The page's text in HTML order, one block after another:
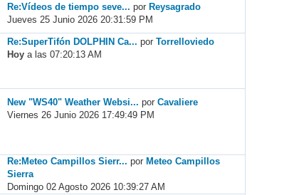
Re:Vídeos de tiempo seve... porReysagrado
Jueves 25 Junio 2026 20:31:59 PM
Re:SuperTifón DOLPHIN Ca... porTorrelloviedo
Hoy a las 07:20:13 AM
New "WS40" Weather Websi... porCavaliere
Viernes 26 Junio 2026 17:49:49 PM
Re:Meteo Campillos Sierr... por Meteo Campillos
Sierra
Domingo 02 Agosto 2026 10:39:27 AM